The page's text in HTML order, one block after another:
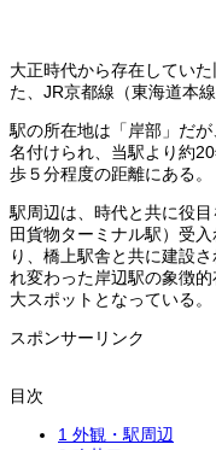
大正時代から存在してい
た、JR京都線（東海道本
駅の所在地は「岸部」だ
名付けられ、当駅より約
歩５分程度の距離にある。
駅周辺は、時代と共に役
田貨物ターミナル駅）受
り、橋上駅舎と共に建設
れ変わった岸辺駅の象徴
大スポットとなっている。
スポンサーリンク
目次
1 外観・駅周辺